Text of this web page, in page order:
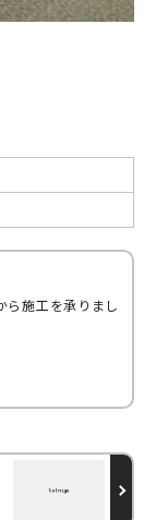
ら施工を承りまし